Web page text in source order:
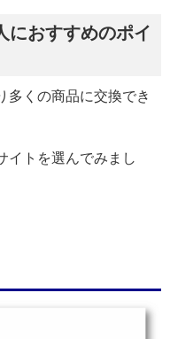
におすすめのポイ
多くの商品に交換でき
イトを選んでみまし